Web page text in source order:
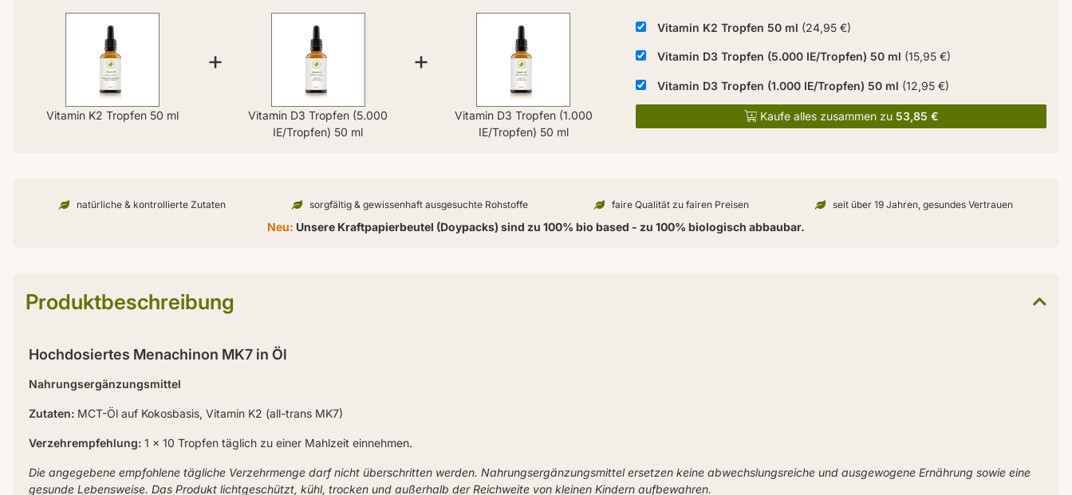
Vitamin K2 Tropfen 50 ml
+
Vitamin D3 Tropfen (5.000
IE/Tropfen) 50 ml
+
Vitamin D3 Tropfen (1.000
IE/Tropfen) 50 ml
Vitamin K2 Tropfen 50 ml (24,95 €)
Vitamin D3 Tropfen (5.000 IE/Tropfen) 50 ml (15,95 €)
Vitamin D3 Tropfen (1.000 IE/Tropfen) 50 ml (12,95 €)
Kaufe alles zusammen zu 53,85 €
natürliche & kontrollierte Zutaten sorgfältig & gewissenhaft ausgesuchte Rohstoffe faire Qualität zu fairen Preisen seit über 19 Jahren, gesundes Vertrauen
Neu: Unsere Kraftpapierbeutel (Doypacks) sind zu 100% bio based - zu 100% biologisch abbaubar.
Produktbeschreibung
Hochdosiertes Menachinon MK7 in Öl
Nahrungsergänzungsmittel
Zutaten: MCT-Öl auf Kokosbasis, Vitamin K2 (all-trans MK7)
Verzehrempfehlung: 1 x 10 Tropfen täglich zu einer Mahlzeit einnehmen.
Die angegebene empfohlene tägliche Verzehrmenge darf nicht überschritten werden. Nahrungsergänzungsmittel ersetzen keine abwechslungsreiche und ausgewogene Ernährung sowie eine
gesunde Lebensweise. Das Produkt lichtgeschützt, kühl, trocken und außerhalb der Reichweite von kleinen Kindern aufbewahren.